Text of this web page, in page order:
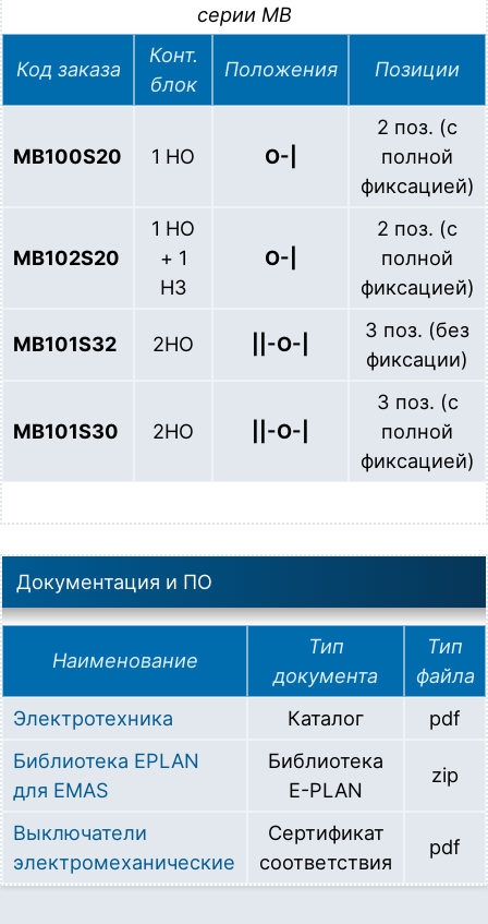
серии MB
Код заказа
Конт.
блок
Положения Позиции
MB100S20 1 НО О-|
2 поз. (с
полной
фиксацией)
MB102S20
1 НО
+ 1
НЗ
О-|
2 поз. (с
полной
фиксацией)
MB101S32 2НО ||-О-|
3 поз. (без
фиксации)
MB101S30 2НО ||-О-|
3 поз. (с
полной
фиксацией)
Документация и ПО
Наименование
Тип
документа
Тип
файла
Электротехника
Каталог
pdf
Библиотека EPLAN
для EMAS
Библиотека
E-PLAN
zip
Выключатели
электромеханические
Сертификат
соответствия
pdf